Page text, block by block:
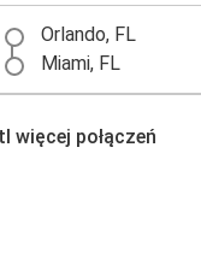
Orlando, FL
Miami, FL
Tampa, FL
Orlando, FL
więcej połączeń